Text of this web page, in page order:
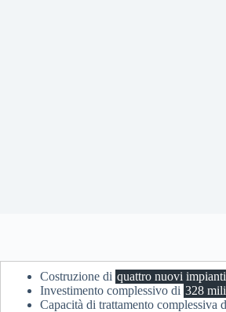
Costruzione di quattro nuovi impianti
Investimento complessivo di 328
Capacità di trattamento complessiva